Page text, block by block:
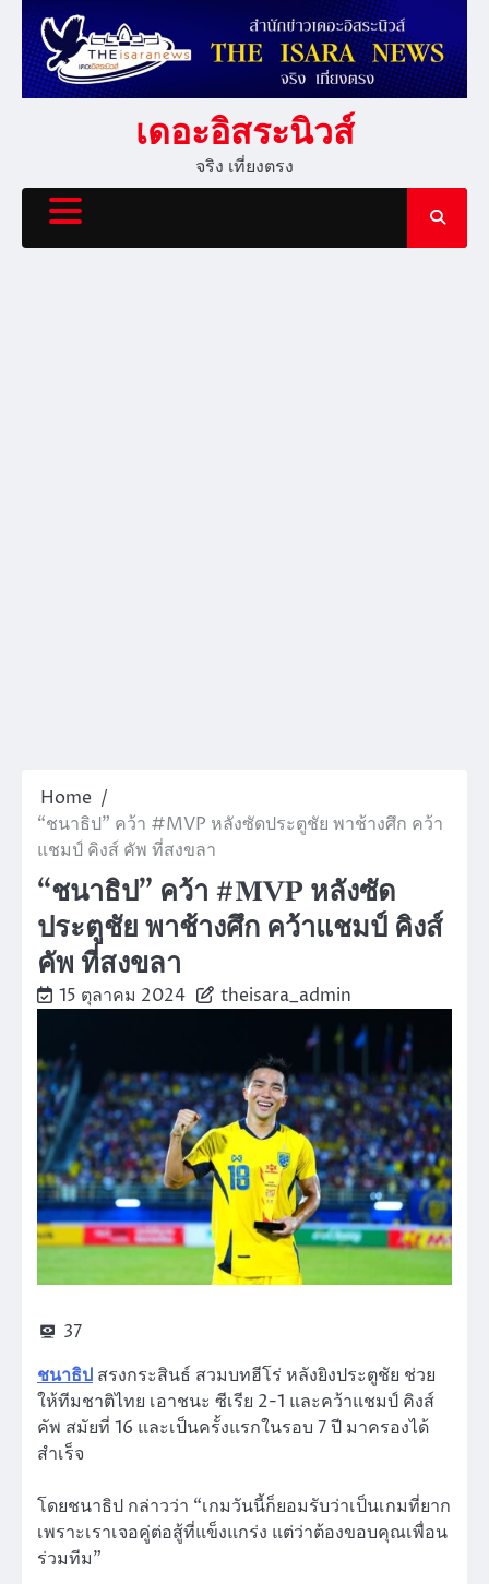
content
เดอะอิสระนิวส์
จริง เที่ยงตรง
Home
“ชนาธิป” คว้า #MVP หลังซัดประตูชัย พาช้างศึก คว้า
แชมป์ คิงส์ คัพ ที่สงขลา
“ชนาธิป” คว้า #MVP หลังซัด
ประตูชัย พาช้างศึก คว้าแชมป์ คิงส์
คัพ ที่สงขลา
15 ตุลาคม 2024 theisara_admin
37
ชนาธิป สรงกระสินธ์ สวมบทฮีโร่ หลังยิงประตูชัย ช่วย
ให้ทีมชาติไทย เอาชนะ ซีเรีย 2-1 และคว้าแชมป์ คิงส์
คัพ สมัยที่ 16 และเป็นครั้งแรกในรอบ 7 ปี มาครองได้
สำเร็จ
โดยชนาธิป กล่าวว่า “เกมวันนี้ก็ยอมรับว่าเป็นเกมที่ยาก
เพราะเราเจอคู่ต่อสู้ที่แข็งแกร่ง แต่ว่าต้องขอบคุณเพื่อน
ร่วมทีม”